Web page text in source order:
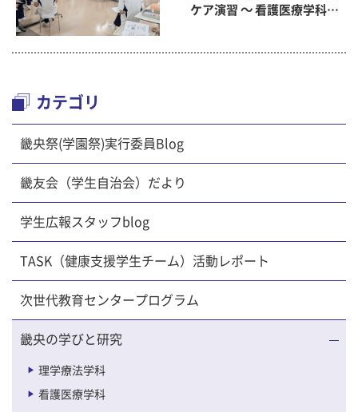
ケア演習 ～ 看護医療学科
カテゴリ
畿央祭(学園祭)実行委員Blog
畿友会（学生自治会）だより
学生広報スタッフblog
TASK（健康支援学生チーム）活動レポート
次世代教育センタープログラム
畿央の学びと研究
理学療法学科
看護医療学科